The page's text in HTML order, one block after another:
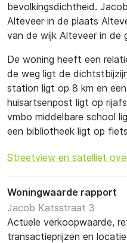
bevolkingsdichtheid.
Alteveer in de plaats
van de wijk Alteveer in de
De woning heeft een
de weg ligt de
station ligt op 8 km en
huisartsenpost ligt op
vmbo middelbare school
een bibliotheek ligt op
Streetview en satelliet
Woningwaarde rapport
Jacob Katsstraat 3
Actuele verkoopwaarde,
transactieprijzen en locatie